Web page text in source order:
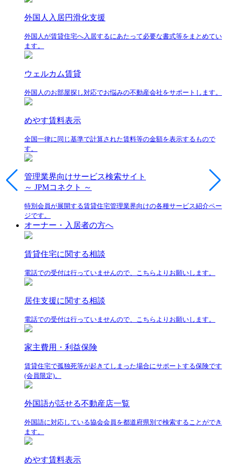
外国人入居円滑化支援
外国人が賃貸住宅へ入居するにあたって必要な書式等をまとめてい
ます。
ウェルカム賃貸
外国人のお部屋探し対応でお悩みの不動産会社をサポートします。
めやす賃料表示
全国一律に同じ基準で計算された賃料等の金額を表示するもので
す。
管理業界向けサービス検索サイト
～ JPMコネクト ～
特別会員が展開する賃貸住宅管理業界向けの各種サービス紹介ペー
ジです。
オーナー・入居者の方へ
賃貸住宅に関する相談
電話での受付は行っていませんので、こちらよりお願いします。
居住支援に関する相談
電話での受付は行っていませんので、こちらよりお願いします。
家主費用・利益保険
賃貸住宅で孤独死等が起きてしまった場合にサポートする保険です
(会員限定)。
外国語が話せる不動産店一覧
外国語に対応している協会会員を都道府県別で検索することができ
ます。
めやす賃料表示